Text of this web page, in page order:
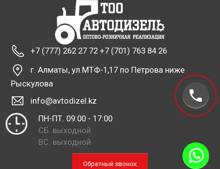
+7 (777) 262 27 72 +7 (701) 763 84 26
г. Алматы, ул.МТФ-1,17 по Петрова ниже
Рыскулова
info@avtodizel.kz
ПН-ПТ. 09:00 - 17:00
СБ. выходной
ВС. выходной
Обратный звонок